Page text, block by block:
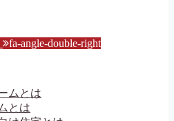
fa-angle-double-right
ムとは
とは